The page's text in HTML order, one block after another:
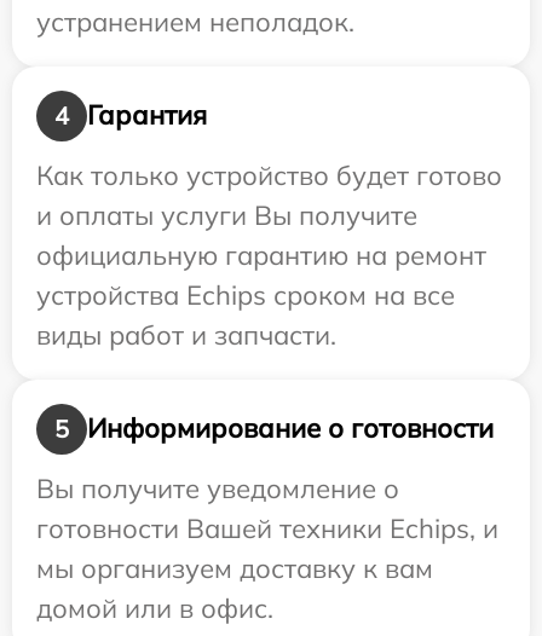
устранением неполадок.
4
Гарантия
Как только устройство будет готово
и оплаты услуги Вы получите
официальную гарантию на ремонт
устройства Echips сроком на все
виды работ и запчасти.
5
Информирование о готовности
Вы получите уведомление о
готовности Вашей техники Echips, и
мы организуем доставку к вам
домой или в офис.